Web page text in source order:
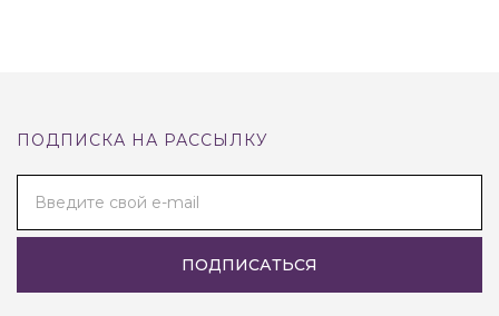
ПОДПИСКА НА РАССЫЛКУ
Введите свой e-mail
ПОДПИСАТЬСЯ